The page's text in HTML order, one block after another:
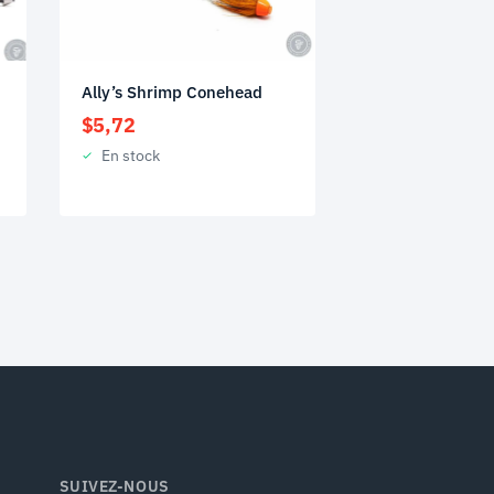
Ally’s Shrimp Conehead
$5,72
En stock
SUIVEZ-NOUS